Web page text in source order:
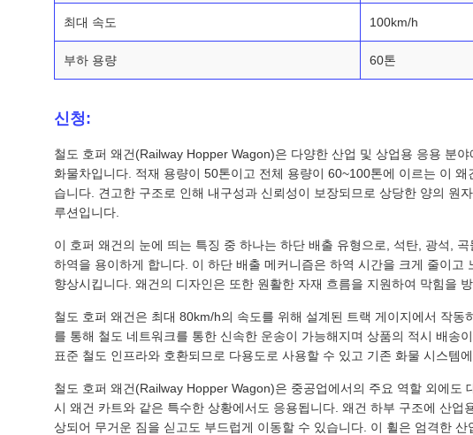
최대 속도 100km/h
부하 용량 60톤
신청:
철도 호퍼 왜건(Railway Hopper Wagon)은 다양한 산업 및 상업용 응용 분
화물차입니다. 적재 용량이 50톤이고 전체 용량이 60~100톤에 이르는 이
습니다. 견고한 구조로 인해 내구성과 신뢰성이 보장되므로 상당한 양의 원
루션입니다.
이 호퍼 왜건의 눈에 띄는 특징 중 하나는 하단 배출 유형으로, 석탄, 광석,
하역을 용이하게 합니다. 이 하단 배출 메커니즘은 하역 시간을 크게 줄이고
향상시킵니다. 왜건의 디자인은 또한 원활한 자재 흐름을 지원하여 막힘을
철도 호퍼 왜건은 최대 80km/h의 속도를 위해 설계된 트랙 게이지에서 작
를 통해 철도 네트워크를 통한 신속한 운송이 가능해지며 상품의 적시 배송
표준 철도 인프라와 호환되므로 다용도로 사용할 수 있고 기존 화물 시스템
철도 호퍼 왜건(Railway Hopper Wagon)은 중공업에서의 주요 역할 외에도
시 왜건 카트와 같은 특수한 상황에서도 응용됩니다. 왜건 하부 구조에 산업
상되어 무거운 짐을 싣고도 부드럽게 이동할 수 있습니다. 이 휠은 엄격한